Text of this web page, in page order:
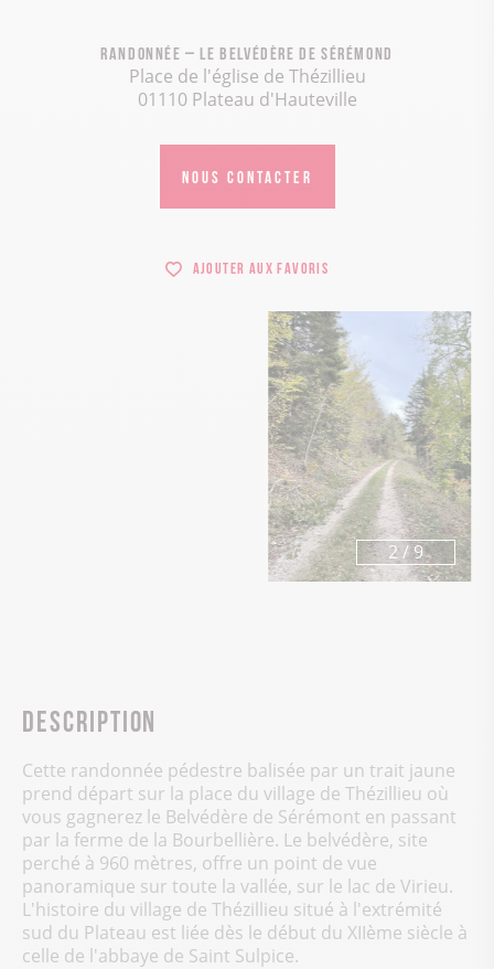
Randonnée – Le Belvédère de Sérémond
Place de l'église de Thézillieu
01110 Plateau d'Hauteville
NOUS CONTACTER
Ajouter aux favoris
3/9
Description
Cette randonnée pédestre balisée par un trait jaune
prend départ sur la place du village de Thézillieu où
vous gagnerez le Belvédère de Sérémont en passant
par la ferme de la Bourbellière. Le belvédère, site
perché à 960 mètres, offre un point de vue
panoramique sur toute la vallée, sur le lac de Virieu.
L'histoire du village de Thézillieu situé à l'extrémité
sud du Plateau est liée dès le début du XIIème siècle à
celle de l'abbaye de Saint Sulpice.